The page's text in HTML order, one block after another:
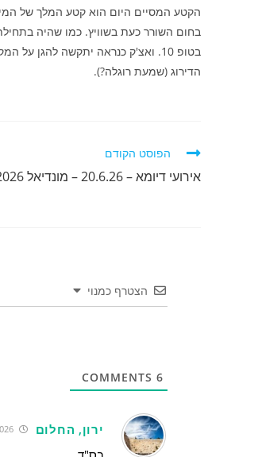
הקטע המסיים היום הוא קטע המלך של
בחום השורר כעת בשוויץ. כמו שהיה
בטופ 10. ואצ'ק כנראה יתקשה
הדירוג (שמעת רוגלה?).
לקרוא
נוספים
הפוסט הקודם
אירועי דיומא – 20.6.26 – מונדיאל 2026 ואופניים
הצטרף כמנוי
6
ירון, החלום 21/06/2026 8:55:11